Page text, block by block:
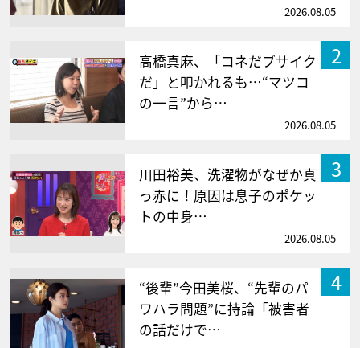
2026.08.05
2
高橋真麻、「コネだブサイク
だ」と叩かれるも…“マツコ
の一言”から…
2026.08.05
3
川田裕美、洗濯物がなぜか真
っ赤に！原因は息子のポケッ
トの中身…
2026.08.05
4
“後輩”今田美桜、“先輩のパ
ワハラ問題”に持論「被害者
の話だけで…